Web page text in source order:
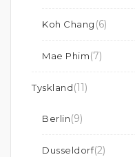
Koh Chang (6)
Mae Phim(7)
Tyskland(11)
Berlin(9)
Dusseldorf(2)